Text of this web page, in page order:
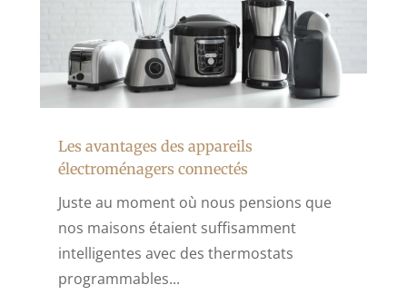
Les avantages des appareils
électroménagers connectés
Juste au moment où nous pensions que
nos maisons étaient suffisamment
intelligentes avec des thermostats
programmables...